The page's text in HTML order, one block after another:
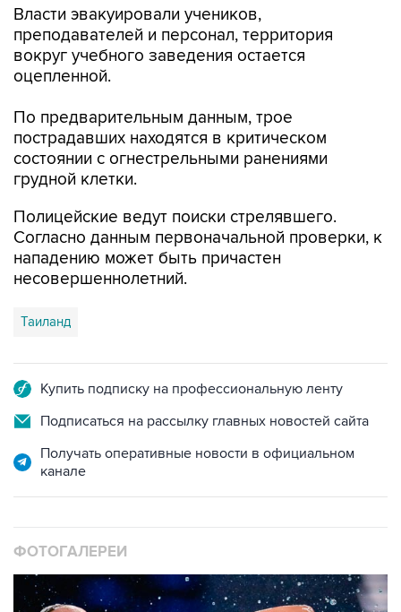
Власти эвакуировали учеников,
преподавателей и персонал, территория
вокруг учебного заведения остается
оцепленной.
По предварительным данным, трое
пострадавших находятся в критическом
состоянии с огнестрельными ранениями
грудной клетки.
Полицейские ведут поиски стрелявшего.
Согласно данным первоначальной проверки, к
нападению может быть причастен
несовершеннолетний.
Таиланд
Купить подписку на профессиональную ленту
Подписаться на рассылку главных новостей сайта
Получать оперативные новости в официальном
канале
ФОТОГАЛЕРЕИ